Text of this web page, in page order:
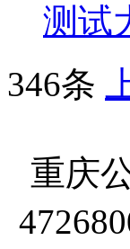
测试
346条
重庆